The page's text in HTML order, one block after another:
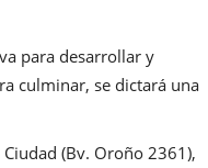
para desarrollar y
culminar, se dictará una
(Bv. Oroño 2361),